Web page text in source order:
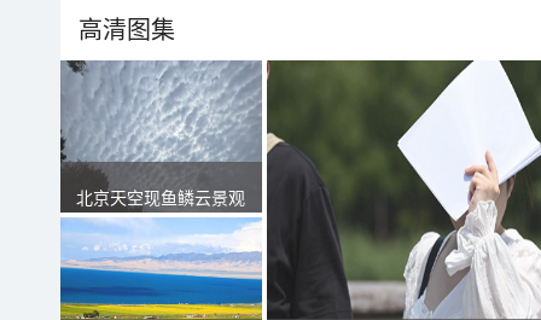
高清图集
北京天空现鱼鳞云景观